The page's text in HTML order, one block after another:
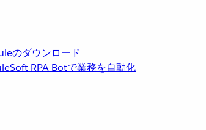
のダウンロード
RPA Botで業務を自動化